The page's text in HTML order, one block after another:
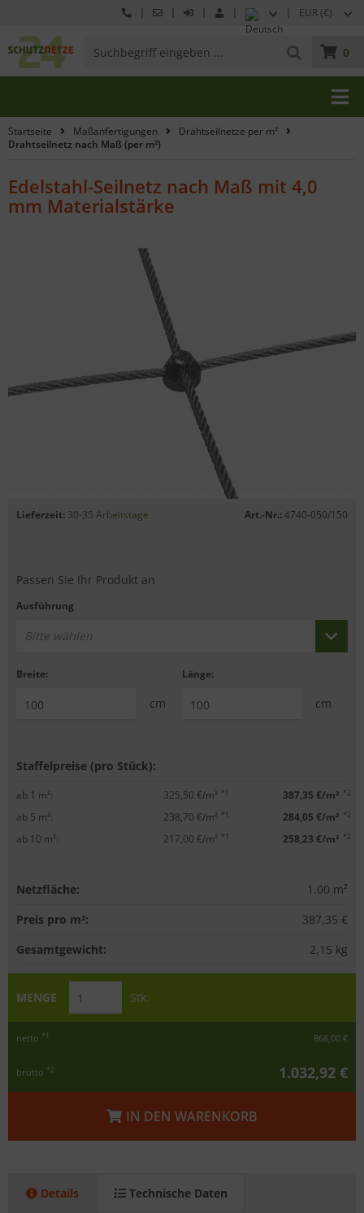
EUR (€)
0
Startseite Maßanfertigungen
Drahtseilnetze per m²
Drahtseilnetz nach Maß (per m²)
Edelstahl-Seilnetz nach Maß mit 4,0
mm Materialstärke
Lieferzeit: 30-35 Arbeitstage Art.-Nr.:4740-050/150
Passen Sie Ihr Produkt an
Ausführung
Bitte wählen
Breite:
cm
Länge:
cm
Staffelpreise (pro Stück):
ab 1 m²: 325,50 €/m² *1 387,35 €/m² *2
ab 5 m²: 238,70 €/m² *1 284,05 €/m² *2
ab 10 m²: 217,00 €/m² *1 258,23 €/m² *2
Netzfläche: 1,00 m²
Preis pro m²:
387,35 €
Gesamtgewicht:
2,15 kg
MENGE Stk.
netto *1 868,00 €
brutto *2 1.032,92 €
IN DEN WARENKORB
Details Technische Daten